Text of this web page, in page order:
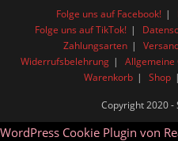
Folge uns auf Facebook!
Folge uns auf TikTok!
Zahlungsarten
Widerrufsbelehrung
Allgemeine
Warenkorb
Shop
Copyright 2020 -
WordPress Cookie Plugin von